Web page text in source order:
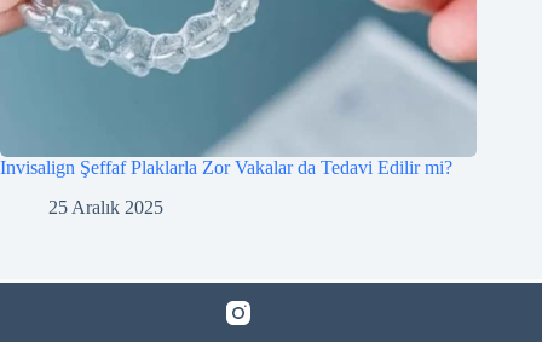
Invisalign Şeffaf Plaklarla Zor Vakalar da Tedavi Edilir mi?
25 Aralık 2025